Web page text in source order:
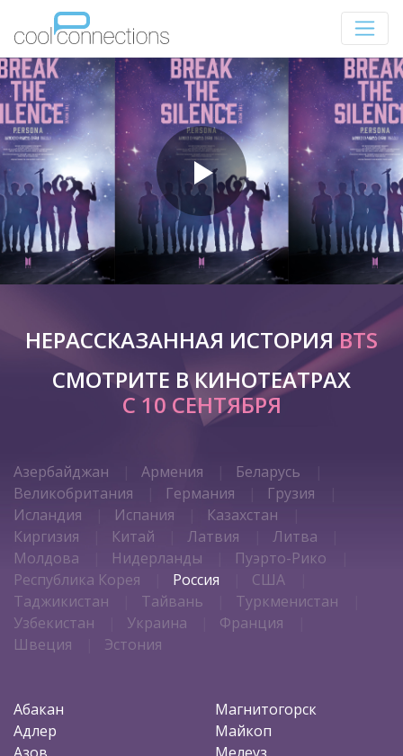
НЕРАССКАЗАННАЯ ИСТОРИЯBTS
СМОТРИТЕ В КИНОТЕАТРАХ
C 10 СЕНТЯБРЯ
Азербайджан Армения
Беларусь
Великобритания
Германия
Грузия
Исландия
Испания
Казахстан
Киргизия
Китай Латвия
Литва
Молдова
Нидерланды
Пуэрто-Рико
Республика Корея
Россия
США
Таджикистан
Тайвань
Туркменистан
Узбекистан
Украина
Франция
Швеция
Эстония
Абакан
Адлер
Азов
Магнитогорск
Майкоп
Мелеуз